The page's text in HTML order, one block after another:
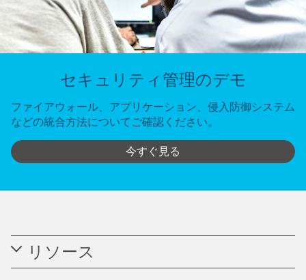
セキュリティ管理のデモ
ファイアウォール、アプリケーション、侵入防御システム
などの統合方法についてご確認ください。
今すぐ見る
リソース